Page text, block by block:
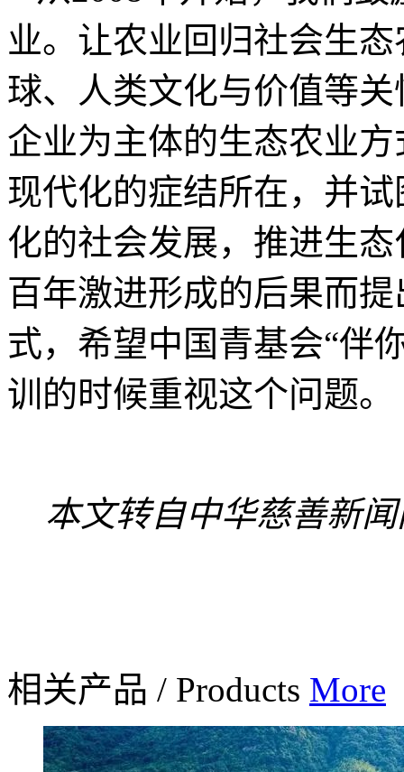
业。让农业回归社会生
球、人类文化与价值等
企业为主体的生态农业
现代化的症结所在，并
化的社会发展，推进生
百年激进形成的后果而
式，希望中国青基会“伴
训的时候重视这个问题。
本文转自中华慈善新
相关产品 / Products More